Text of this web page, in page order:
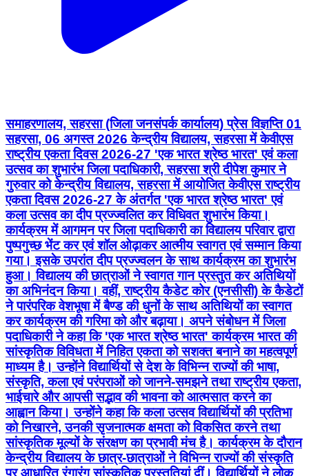
समाहरणालय, सहरसा (जिला जनसंपर्क कार्यालय) प्रेस विज्ञप्ति 01
सहरसा, 06 अगस्त 2026 केन्द्रीय विद्यालय, सहरसा में केवीएस
राष्ट्रीय एकता दिवस 2026-27 'एक भारत श्रेष्ठ भारत' एवं कला
उत्सव का शुभारंभ जिला पदाधिकारी, सहरसा श्री दीपेश कुमार ने
गुरुवार को केन्द्रीय विद्यालय, सहरसा में आयोजित केवीएस राष्ट्रीय
एकता दिवस 2026-27 के अंतर्गत 'एक भारत श्रेष्ठ भारत' एवं
कला उत्सव का दीप प्रज्ज्वलित कर विधिवत शुभारंभ किया।
कार्यक्रम में आगमन पर जिला पदाधिकारी का विद्यालय परिवार द्वारा
पुष्पगुच्छ भेंट कर एवं शॉल ओढ़ाकर आत्मीय स्वागत एवं सम्मान किया
गया। इसके उपरांत दीप प्रज्ज्वलन के साथ कार्यक्रम का शुभारंभ
हुआ। विद्यालय की छात्राओं ने स्वागत गान प्रस्तुत कर अतिथियों
का अभिनंदन किया। वहीं, राष्ट्रीय कैडेट कोर (एनसीसी) के कैडेटों
ने पारंपरिक वेशभूषा में बैण्ड की धुनों के साथ अतिथियों का स्वागत
कर कार्यक्रम की गरिमा को और बढ़ाया। अपने संबोधन में जिला
पदाधिकारी ने कहा कि 'एक भारत श्रेष्ठ भारत' कार्यक्रम भारत की
सांस्कृतिक विविधता में निहित एकता को सशक्त बनाने का महत्वपूर्ण
माध्यम है। उन्होंने विद्यार्थियों से देश के विभिन्न राज्यों की भाषा,
संस्कृति, कला एवं परंपराओं को जानने-समझने तथा राष्ट्रीय एकता,
भाईचारे और आपसी सद्भाव की भावना को आत्मसात करने का
आह्वान किया। उन्होंने कहा कि कला उत्सव विद्यार्थियों की प्रतिभा
को निखारने, उनकी सृजनात्मक क्षमता को विकसित करने तथा
सांस्कृतिक मूल्यों के संरक्षण का प्रभावी मंच है। कार्यक्रम के दौरान
केन्द्रीय विद्यालय के छात्र-छात्राओं ने विभिन्न राज्यों की संस्कृति
पर आधारित रंगारंग सांस्कृतिक प्रस्तुतियां दीं। विद्यार्थियों ने लोक